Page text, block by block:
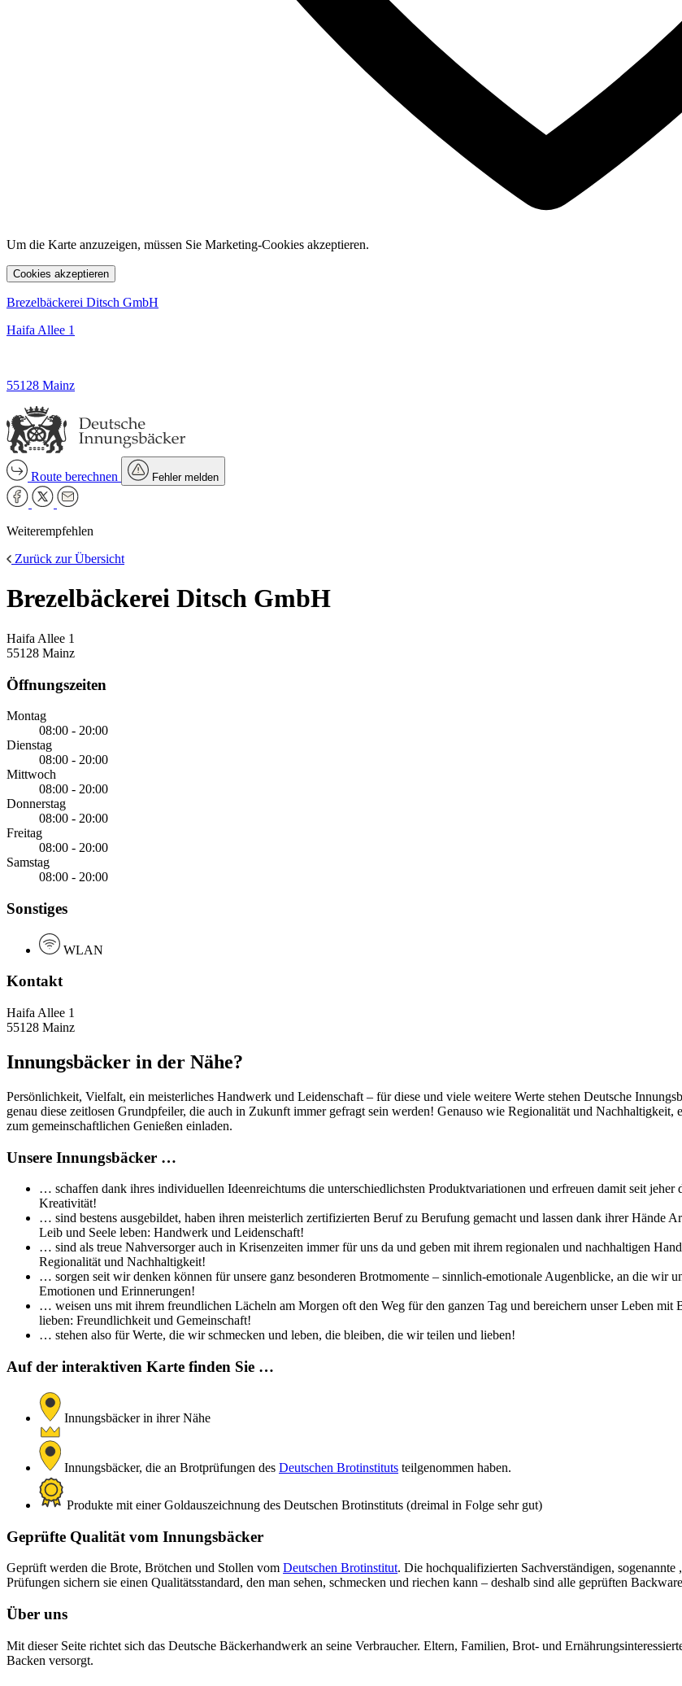
Um die Karte anzuzeigen, müssen Sie Marketing-Cookies akzeptieren.
Cookies akzeptieren
Brezelbäckerei Ditsch GmbH
Haifa Allee 1
55128 Mainz
Route berechnen Fehler melden
Weiterempfehlen
Zurück zur Übersicht
Brezelbäckerei Ditsch GmbH
Haifa Allee 1
55128 Mainz
Öffnungszeiten
Montag
08:00 - 20:00
Dienstag
08:00 - 20:00
Mittwoch
08:00 - 20:00
Donnerstag
08:00 - 20:00
Freitag
08:00 - 20:00
Samstag
08:00 - 20:00
Sonstiges
WLAN
Kontakt
Haifa Allee 1
55128 Mainz
Innungsbäcker in der Nähe?
Persönlichkeit, Vielfalt, ein meisterliches Handwerk und Leidenschaft – für diese und viele weitere Werte stehen Deutsche
genau diese zeitlosen Grundpfeiler, die auch in Zukunft immer gefragt sein werden! Genauso wie Regionalität und
zum gemeinschaftlichen Genießen einladen.
Unsere Innungsbäcker …
… schaffen dank ihres individuellen Ideenreichtums die unterschiedlichsten Produktvariationen und erfreuen damit seit
Kreativität!
… sind bestens ausgebildet, haben ihren meisterlich zertifizierten Beruf zu Berufung gemacht und lassen dank ihrer Hände
Leib und Seele leben: Handwerk und Leidenschaft!
… sind als treue Nahversorger auch in Krisenzeiten immer für uns da und geben mit ihrem regionalen und nachhaltigen
Regionalität und Nachhaltigkeit!
… sorgen seit wir denken können für unsere ganz besonderen Brotmomente – sinnlich-emotionale Augenblicke, an die wir
Emotionen und Erinnerungen!
… weisen uns mit ihrem freundlichen Lächeln am Morgen oft den Weg für den ganzen Tag und bereichern unser Leben
lieben: Freundlichkeit und Gemeinschaft!
… stehen also für Werte, die wir schmecken und leben, die bleiben, die wir teilen und lieben!
Auf der interaktiven Karte finden Sie …
Innungsbäcker in ihrer Nähe
Innungsbäcker, die an Brotprüfungen des Deutschen Brotinstituts teilgenommen haben.
Produkte mit einer Goldauszeichnung des Deutschen Brotinstituts (dreimal in Folge sehr gut)
Geprüfte Qualität vom Innungsbäcker
Geprüft werden die Brote, Brötchen und Stollen vom Deutschen Brotinstitut. Die hochqualifizierten Sachverständigen,
Prüfungen sichern sie einen Qualitätsstandard, den man sehen, schmecken und riechen kann – deshalb sind alle geprüften
Über uns
Mit dieser Seite richtet sich das Deutsche Bäckerhandwerk an seine Verbraucher. Eltern, Familien, Brot- und
Backen versorgt.